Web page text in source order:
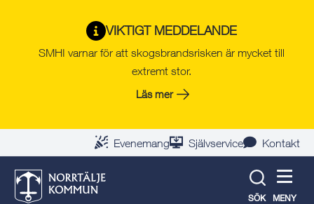
VIKTIGT MEDDELANDE
SMHI varnar för att skogsbrandsrisken är mycket till
extremt stor.
Läs mer
Evenemang Självservice Kontakt
SÖK MENY
Tillbaka till evenemangslista